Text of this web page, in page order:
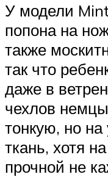
У модели
попона на
также
так что
даже в
чехлов
тонкую, но
ткань, хотя
прочной не